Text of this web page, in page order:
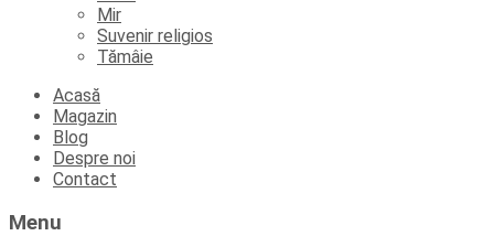
Mir
Suvenir religios
Tămâie
Skip
content
Acasă
Magazin
Blog
Despre noi
Contact
Menu